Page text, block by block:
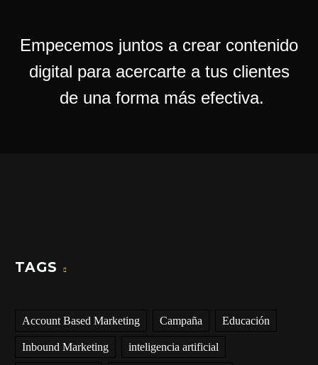
Empecemos juntos a crear contenido
digital para acercarte a tus clientes
de una forma más efectiva.
TAGS
Account Based Marketing Campaña Educación
Inbound Marketing inteligencia artificial